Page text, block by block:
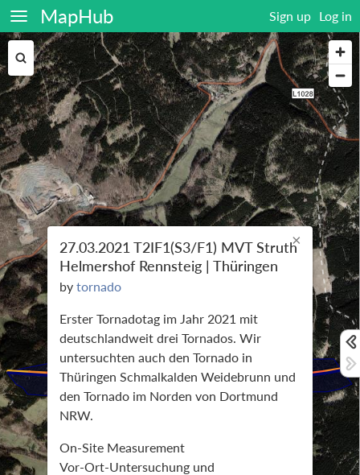
MapHub Sign up Log in
×
27.03.2021 T2IF1(S3/F1) MVT Struth
Helmershof Rennsteig | Thüringen
by tornado
Erster Tornadotag im Jahr 2021 mit
deutschlandweit drei Tornados. Wir
untersuchten auch den Tornado in
Thüringen Schmalkalden Weidebrunn und
den Tornado im Norden von Dortmund
NRW.
On-Site Measurement
Vor-Ort-Untersuchung und